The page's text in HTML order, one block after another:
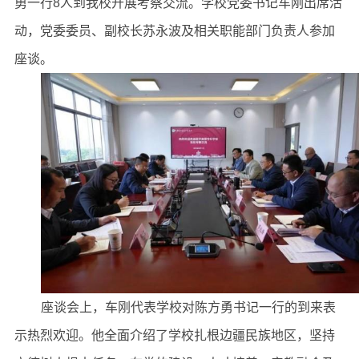
动，党委委员、副校长苏永波及相关职能部门负责人参加
座谈。
座谈会上，车刚代表学校对陈方勇书记一行的到来表
示热烈欢迎。他全面介绍了学校扎根边疆民族地区，坚持